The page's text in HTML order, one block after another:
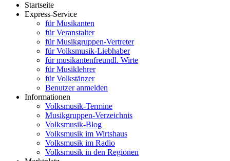
Startseite
Express-Service
für Musikanten
für Veranstalter
für Musikgruppen-Vertreter
für Volksmusik-Liebhaber
für musikantenfreundl. Wirte
für Musiklehrer
für Volkstänzer
Benutzer anmelden
Informationen
Volksmusik-Termine
Musikgruppen-Verzeichnis
Volksmusik-Blog
Volksmusik im Wirtshaus
Volksmusik im Radio
Volksmusik in den Regionen